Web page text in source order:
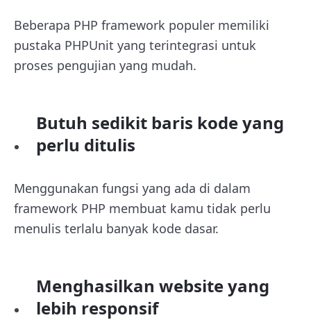
Beberapa PHP framework populer memiliki
pustaka PHPUnit yang terintegrasi untuk
proses pengujian yang mudah.
Butuh sedikit baris kode yang
perlu ditulis
Menggunakan fungsi yang ada di dalam
framework PHP membuat kamu tidak perlu
menulis terlalu banyak kode dasar.
Menghasilkan website yang
lebih responsif